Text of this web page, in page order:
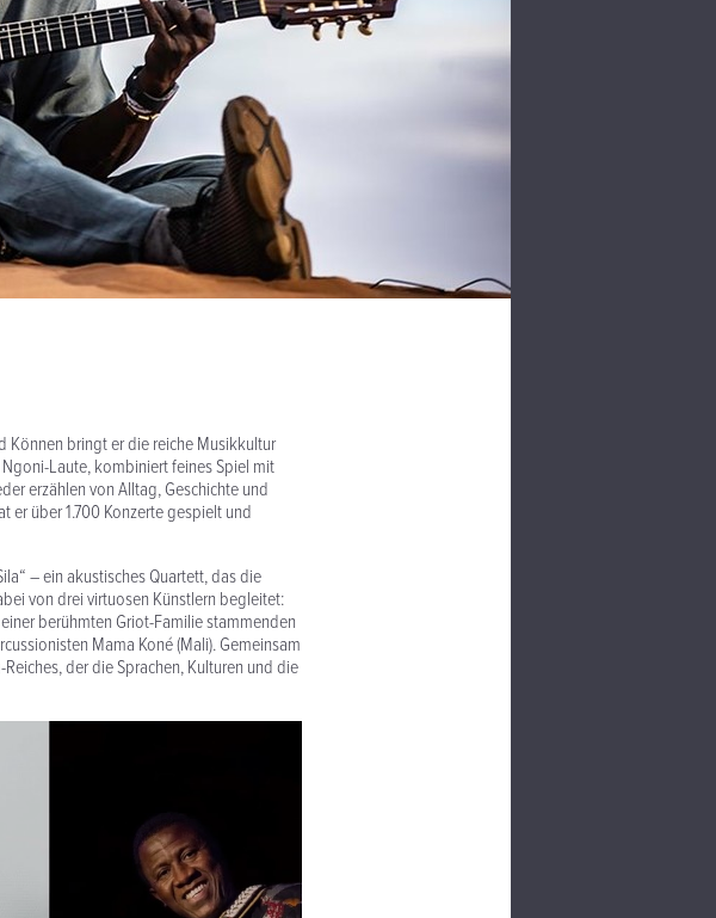
Können bringt er die reiche Musikkultur
Laute, kombiniert feines Spiel mit
erzählen von Alltag, Geschichte und
er über 1.700 Konzerte gespielt und
– ein akustisches Quartett, das die
von drei virtuosen Künstlern begleitet:
berühmten Griot-Familie stammenden
Mama Koné (Mali). Gemeinsam
der die Sprachen, Kulturen und die